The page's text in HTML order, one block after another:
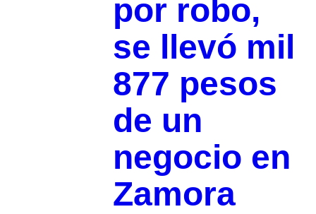
por robo,
se llevó mil
877 pesos
de un
negocio en
Zamora